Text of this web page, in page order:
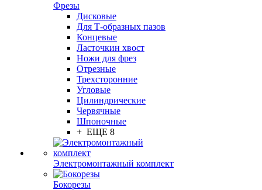
Фрезы
Дисковые
Для Т-образных пазов
Концевые
Ласточкин хвост
Ножи для фрез
Отрезные
Трехсторонние
Угловые
Цилиндрические
Червячные
Шпоночные
+ ЕЩЕ 8
Электромонтажный комплект
Бокорезы